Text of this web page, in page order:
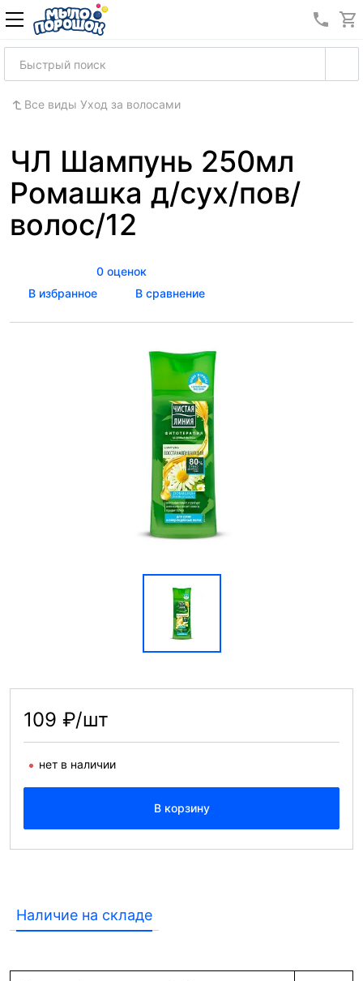
8
Все виды Уход за волосами
ЧЛ Шампунь 250мл
Ромашка д/сух/пов/
волос/12
0 оценок
В избранное
В сравнение
109 ₽/шт
нет в наличии
В корзину
Наличие на складе